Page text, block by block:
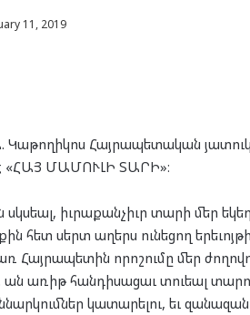
11, 2019
Կաթողիկոս Հայրապետական
«ՀԱՅ ՄԱՄՈՒԼԻ ՏԱՐԻ»։
իւրաքանչիւր տարի մեր
հետ սերտ աղերս ունեցող
Հայրապետին որոշումը մեր
առիթ հանդիսացաւ տուեալ
կատարելու, եւ զանազան